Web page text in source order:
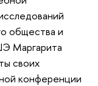
общества и
Маргарита
своих
конференции